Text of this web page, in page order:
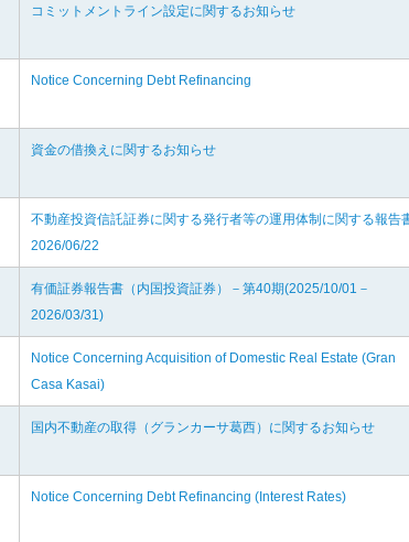
コミットメントライン設定に関するお知らせ
Notice Concerning Debt Refinancing
資金の借換えに関するお知らせ
不動産投資信託証券に関する発行者等の運用体制に関する報告
2026/06/22
有価証券報告書（内国投資証券）－第40期(2025/10/01－
2026/03/31)
Notice Concerning Acquisition of Domestic Real Estate (Gran
Casa Kasai)
国内不動産の取得（グランカーサ葛西）に関するお知らせ
Notice Concerning Debt Refinancing (Interest Rates)